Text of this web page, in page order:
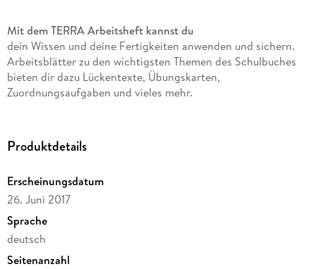
Mit dem TERRA Arbeitsheft kannst du
dein Wissen und deine Fertigkeiten anwenden und sichern.
Arbeitsblätter zu den wichtigsten Themen des Schulbuches
bieten dir dazu Lückentexte, Übungskarten,
Zuordnungsaufgaben und vieles mehr.
Produktdetails
Erscheinungsdatum
26. Juni 2017
Sprache
deutsch
Seitenanzahl